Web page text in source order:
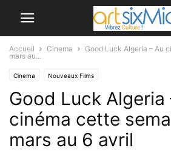
Accueil Cinema
Good Luck Algeria – Au
mars au...
Cinema Nouveaux Films
Good Luck Algeria
cinéma cette
mars au 6 avril